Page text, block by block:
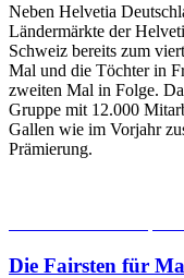
Neben Helvetia
Ländermärkte der
Schweiz bereits zum
Mal und die Töchter in
zweiten Mal in Folge.
Gruppe mit 12.000
Gallen wie im Vorjahr
Prämierung.
Die Fairsten für